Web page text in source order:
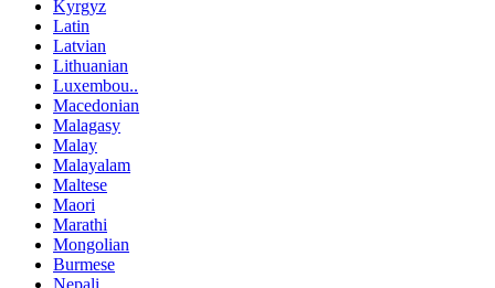
Kyrgyz
Latin
Latvian
Lithuanian
Luxembou..
Macedonian
Malagasy
Malay
Malayalam
Maltese
Maori
Marathi
Mongolian
Burmese
Nepali